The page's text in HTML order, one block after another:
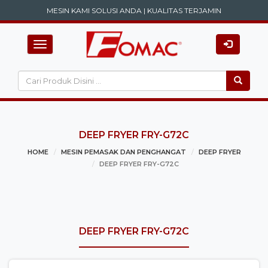
MESIN KAMI SOLUSI ANDA | KUALITAS TERJAMIN
Toggle navigation
DEEP FRYER FRY-G72C
HOME MESIN PEMASAK DAN PENGHANGAT
DEEP FRYER
DEEP FRYER FRY-G72C
DEEP FRYER FRY-G72C